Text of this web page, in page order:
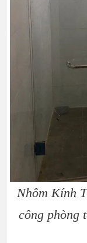
Nhôm Kính
công phòng